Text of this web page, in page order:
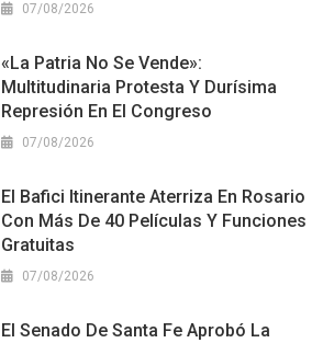
07/08/2026
«La Patria No Se Vende»:
Multitudinaria Protesta Y Durísima
Represión En El Congreso
07/08/2026
El Bafici Itinerante Aterriza En Rosario
Con Más De 40 Películas Y Funciones
Gratuitas
07/08/2026
El Senado De Santa Fe Aprobó La